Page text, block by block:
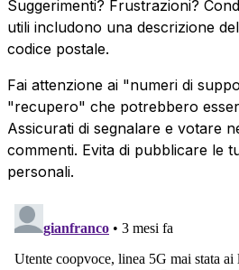
Suggerimenti? Frustrazioni?
utili includono una descrizione
codice postale.
Fai attenzione ai "numeri di
"recupero" che potrebbero
Assicurati di segnalare e votare
commenti. Evita di pubblicare le
personali.